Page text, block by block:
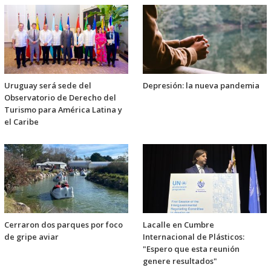
Uruguay será sede del
Observatorio de Derecho del
Turismo para América Latina y
el Caribe
Depresión: la nueva pandemia
Cerraron dos parques por foco
de gripe aviar
Lacalle en Cumbre
Internacional de Plásticos:
"Espero que esta reunión
genere resultados"